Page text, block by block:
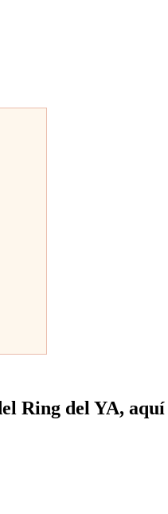
Ring del YA, aquí